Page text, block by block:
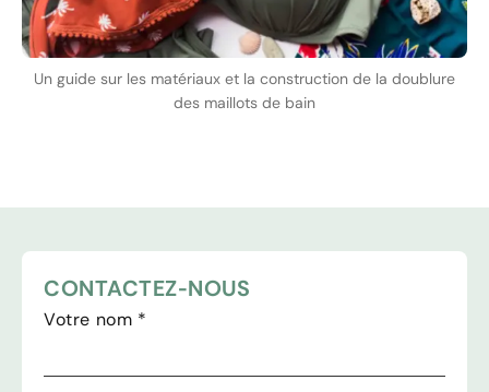
Un guide sur les matériaux et la construction de la doublure
des maillots de bain
CONTACTEZ-NOUS
Votre nom *